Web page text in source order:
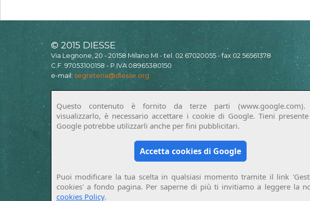
© 2015 DIESSE
Via Legnone, 20 - 20158 Milano MI - tel. 02 67020055 - fax 02 56561378
C.F. 97053100158 - P.IVA 08965380150
e-mail: segreteria@diesse.org
Questo contenuto è fornito da terze parti (www.google.com).
visualizzarlo, è necessario accettare i cookie di Google. Tieni
Google potrebbe utilizzarli anche per fini pubblicitari.
Accetta cookies di Google
Puoi modificare la tua scelta in qualsiasi momento tramite il link
cookies' a fondo pagina. Per saperne di più ti invitiamo a leggere la
cookies Policy.